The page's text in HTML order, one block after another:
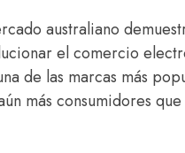
australiano
el comercio
de las marcas más
más consumidores